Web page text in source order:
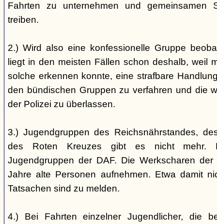
Fahrten zu unternehmen und gemeinsamen
treiben.
2.) Wird also eine konfessionelle Gruppe
liegt in den meisten Fällen schon deshalb, weil
solche erkennen konnte, eine strafbare
den bündischen Gruppen zu verfahren und die
der Polizei zu überlassen.
3.) Jugendgruppen des Reichsnährstandes,
des Roten Kreuzes gibt es nicht mehr.
Jugendgruppen der DAF. Die Werkscharen
Jahre alte Personen aufnehmen. Etwa damit
Tatsachen sind zu melden.
4.) Bei Fahrten einzelner Jugendlicher, die